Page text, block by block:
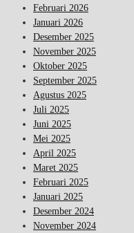
Februari 2026
Januari 2026
Desember 2025
November 2025
Oktober 2025
September 2025
Agustus 2025
Juli 2025
Juni 2025
Mei 2025
April 2025
Maret 2025
Februari 2025
Januari 2025
Desember 2024
November 2024